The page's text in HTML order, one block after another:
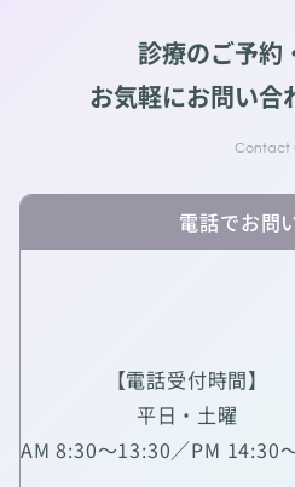
診療のご予約
お気軽にお問い合
電話でお問
【電話受付時間】
平日・土曜
AM 8:30～13:30／PM 14:30